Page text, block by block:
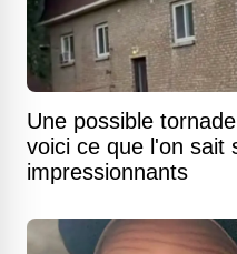
Une possible
voici ce que l'on sait
impressionnants